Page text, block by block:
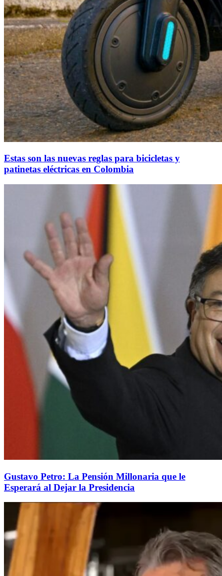
Estas son las nuevas reglas para bicicletas y
patinetas eléctricas en Colombia
Gustavo Petro: La Pensión Millonaria que le
Esperará al Dejar la Presidencia